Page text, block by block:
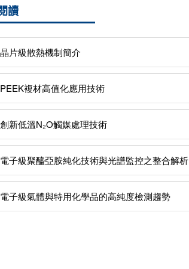
讀
晶片級散熱機制簡介
PEEK複材高值化應用技術
創新低溫N₂O觸媒處理技術
電子級聚醯亞胺純化技術與光譜監控之整合解析
電子級氣體與特用化學品的高純度檢測趨勢